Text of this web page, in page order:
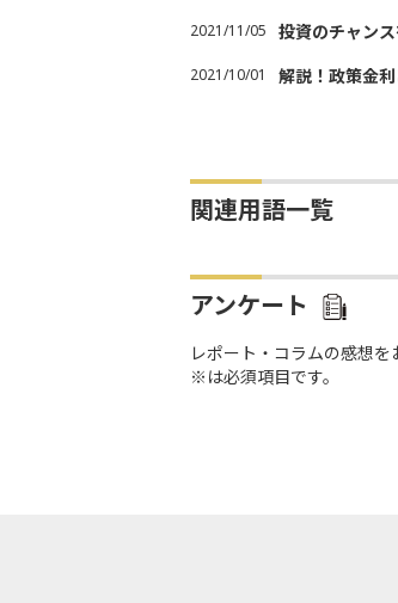
2021/11/05 投資のチャン
2021/10/01 解説！政策金
関連用語一覧
アンケート
レポート・コラムの感想
※は必須項目です。